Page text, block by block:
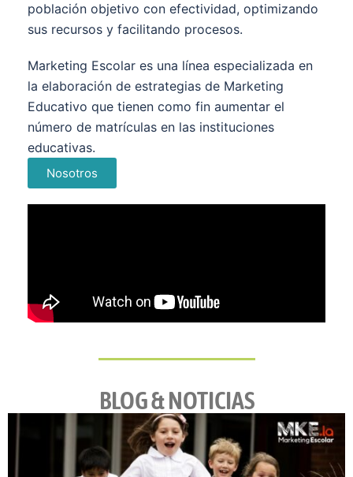
población objetivo con efectividad, optimizando
sus recursos y facilitando procesos.
Marketing Escolar es una línea especializada en
la elaboración de estrategias de Marketing
Educativo que tienen como fin aumentar el
número de matrículas en las instituciones
educativas.
Nosotros
BLOG & NOTICIAS